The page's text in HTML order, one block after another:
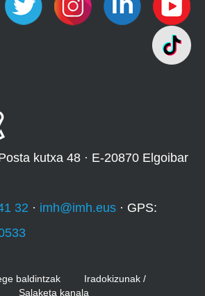
kutxa 48 · E-20870 Elgoibar
32 · imh@imh.eus · GPS:
baldintzak
Iradokizunak /
Salaketa kanala